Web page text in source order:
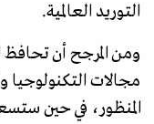
التوريد العالمية.
ومن المرجح أن تحافظ
مجالات التكنولوجيا
المنظور، في حين